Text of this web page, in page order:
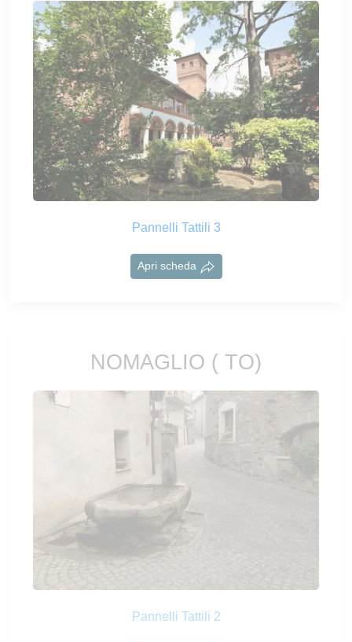
Pannelli Tattili 3
Apri scheda
NOMAGLIO ( TO)
Pannelli Tattili 2